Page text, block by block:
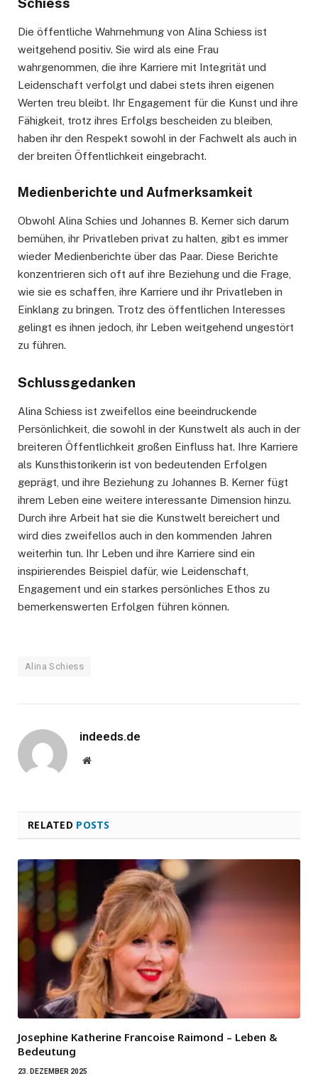
Die öffentliche Wahrnehmung von Alina Schiess ist
weitgehend positiv. Sie wird als eine Frau
wahrgenommen, die ihre Karriere mit Integrität und
Leidenschaft verfolgt und dabei stets ihren eigenen
Werten treu bleibt. Ihr Engagement für die Kunst und ihre
Fähigkeit, trotz ihres Erfolgs bescheiden zu bleiben,
haben ihr den Respekt sowohl in der Fachwelt als auch in
der breiten Öffentlichkeit eingebracht.
Medienberichte und Aufmerksamkeit
Obwohl Alina Schies und Johannes B. Kerner sich darum
bemühen, ihr Privatleben privat zu halten, gibt es immer
wieder Medienberichte über das Paar. Diese Berichte
konzentrieren sich oft auf ihre Beziehung und die Frage,
wie sie es schaffen, ihre Karriere und ihr Privatleben in
Einklang zu bringen. Trotz des öffentlichen Interesses
gelingt es ihnen jedoch, ihr Leben weitgehend ungestört
zu führen.
Schlussgedanken
Alina Schiess ist zweifellos eine beeindruckende
Persönlichkeit, die sowohl in der Kunstwelt als auch in der
breiteren Öffentlichkeit großen Einfluss hat. Ihre Karriere
als Kunsthistorikerin ist von bedeutenden Erfolgen
geprägt, und ihre Beziehung zu Johannes B. Kerner fügt
ihrem Leben eine weitere interessante Dimension hinzu.
Durch ihre Arbeit hat sie die Kunstwelt bereichert und
wird dies zweifellos auch in den kommenden Jahren
weiterhin tun. Ihr Leben und ihre Karriere sind ein
inspirierendes Beispiel dafür, wie Leidenschaft,
Engagement und ein starkes persönliches Ethos zu
bemerkenswerten Erfolgen führen können.
Alina Schiess
indeeds.de
Website
RELATED POSTS
Josephine Katherine Francoise Raimond – Leben &
Bedeutung
23. DEZEMBER 2025